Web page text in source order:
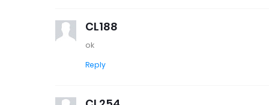
CL188
ok
Reply